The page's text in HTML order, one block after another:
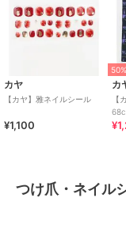
カヤ
【カヤ】雅ネイルシール
¥1,100
カ
【
つけ爪・ネイル